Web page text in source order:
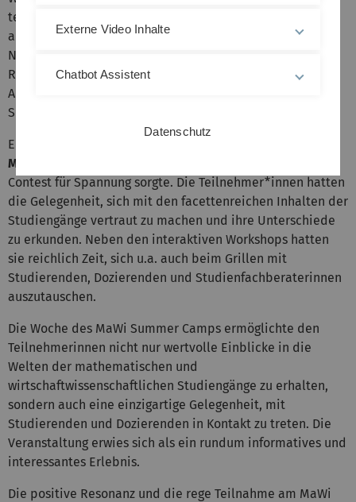
teilnehmen, die ein breites Spektrum an Inhalten
abdeckten. Von Data Science und der Berechnung der
Nachweisbarkeit der Impfwirksamkeit bis hin zur
Risikoberechnung bei Versicherungen und dem
Ameisenalgorithmus - mathematische Modellierung und
Simulation standen im Mittelpunkt.
Ein besonderes Highlight war die
Mathematik des Zauberwürfels
Contest für Spannung sorgte. Die Teilnehmer*innen hatten
die Gelegenheit, sich mit den facettenreichen Inhalten der
Studiengänge vertraut zu machen und ihre Unterschiede
zu erkunden. Neben den interaktiven Workshops hatten
sie reichlich Zeit, sich u.a. auch beim Grillen mit
Studierenden, Dozierenden und Studienfachberaterinnen
auszutauschen.
Die Woche des MaWi Summer Camps ermöglichte den
Teilnehmerinnen nicht nur wertvolle Einblicke in die
Welten der mathematischen und
wirtschaftwissenschaftlichen Studiengänge zu erhalten,
sondern auch eine einzigartige Gelegenheit, mit
Studierenden und Dozierenden in Kontakt zu treten. Die
Veranstaltung erwies sich als ein rundum informatives und
interessantes Erlebnis.
Die positive Resonanz und die rege Teilnahme am MaWi
Externe Video Inhalte
Chatbot Assistent
Datenschutz